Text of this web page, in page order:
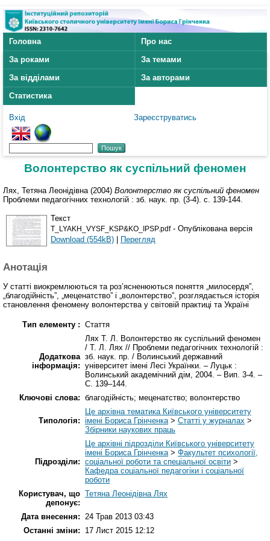
Головна
Про нас
За роками
За темами
За відділами
За авторами
Статистика
Вхід Зареєструватись
Волонтерство як суспільний феномен
Лях, Тетяна Леонідівна (2004) Волонтерство як суспільний феномен
Проблеми педагогічних технологій : зб. наук. пр. (3-4). с. 139-144.
Текст
T_LYAKH_VYSF_KSP&KO_IPSP.pdf- Опублікована версія
Download (554kB) | Перегляд
Анотація
У статті виокремлюються та роз’ясненюються поняття „милосердя”,
„благодійність”, „меценатство” і „волонтерство”, розглядається історія
становлення феномену волонтерства у світовій практиці та Україні
Тип елементу : Стаття
Додаткова
інформація:
Лях Т. Л. Волонтерство як суспільний феномен
/ Т. Л. Лях // Проблеми педагогічних технологій :
зб. наук. пр. / Волинський державний
університет імені Лесі Українки. – Луцьк :
Волинський академічний дім, 2004. – Вип. 3-4. –
С. 139–144.
Ключові слова: благодійність; меценатство; волонтерство
Типологія:
Це архівна тематика Київського університету
імені Бориса Грінченка> Статті у журналах >
Збірники наукових праць
Підрозділи:
Це архівні підрозділи Київського університету
імені Бориса Грінченка> Факультет психології,
соціальної роботи та спеціальної освіти >
Кафедра соціальної педагогіки і соціальної
роботи
Користувач, що
депонує:
Тетяна Леонідівна Лях
Дата внесення: 24 Трав 2013 03:43
Останні зміни:
17 Лист 2015 12:12